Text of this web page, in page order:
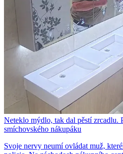
Neteklo mýdlo, tak dal pěstí zrcadlu.
smíchovského nákupáku
Svoje nervy neumí ovládat muž,